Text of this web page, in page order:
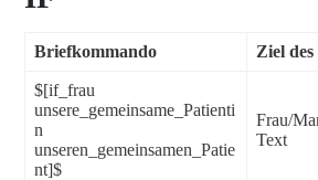
Briefkommando Ziel
$[if_frau
unsere_gemeinsame_Patienti
n
unseren_gemeinsamen_Patie
nt]$
Frau/
Text